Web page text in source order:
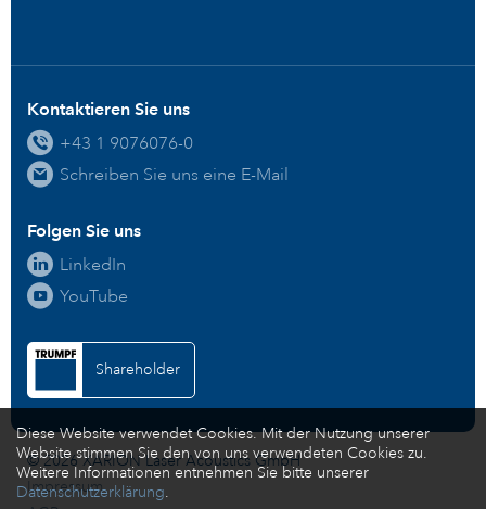
Kontaktieren Sie uns
+43 1 9076076-0
Schreiben Sie uns eine E-Mail
Folgen Sie uns
LinkedIn
YouTube
Shareholder
© 2026 XARION Laser Acoustics GmbH
Impressum
Diese Website verwendet Cookies. Mit der Nutzung unserer
Website stimmen Sie den von uns verwendeten Cookies zu.
Weitere Informationen entnehmen Sie bitte unserer
Datenschutzerklärung.